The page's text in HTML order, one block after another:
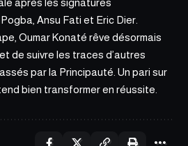
après les signatures
Ansu Fati et Eric Dier.
Oumar Konaté rêve désormais
de suivre les traces d’autres
par la Principauté. Un pari sur
bien transformer en réussite.